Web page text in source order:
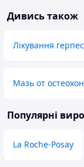
Дивись також
Лікування
Мазь от
Популярні
La Roche-Posay